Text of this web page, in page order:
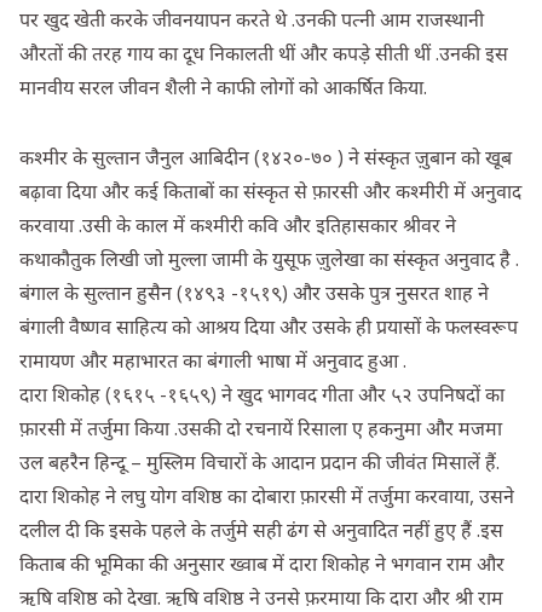
पर खुद खेती करके जीवनयापन करते थे .उनकी पत्नी आम राजस्थानी
औरतों की तरह गाय का दूध निकालती थीं और कपड़े सीती थीं .उनकी इस
मानवीय सरल जीवन शैली ने काफी लोगों को आकर्षित किया.
कश्मीर के सुल्तान जैनुल आबिदीन (१४२०-७० ) ने संस्कृत ज़ुबान को खूब
बढ़ावा दिया और कई किताबों का संस्कृत से फ़ारसी और कश्मीरी में अनुवाद
करवाया .उसी के काल में कश्मीरी कवि और इतिहासकार श्रीवर ने
कथाकौतुक लिखी जो मुल्ला जामी के युसूफ ज़ुलेखा का संस्कृत अनुवाद है .
बंगाल के सुल्तान हुसैन (१४९३ -१५१९) और उसके पुत्र नुसरत शाह ने
बंगाली वैष्णव साहित्य को आश्रय दिया और उसके ही प्रयासों के फलस्वरूप
रामायण और महाभारत का बंगाली भाषा में अनुवाद हुआ .
दारा शिकोह (१६१५ -१६५९) ने खुद भागवद गीता और ५२ उपनिषदों का
फ़ारसी में तर्जुमा किया .उसकी दो रचनायें रिसाला ए हकनुमा और मजमा
उल बहरैन हिन्दू – मुस्लिम विचारों के आदान प्रदान की जीवंत मिसालें हैं.
दारा शिकोह ने लघु योग वशिष्ठ का दोबारा फ़ारसी में तर्जुमा करवाया, उसने
दलील दी कि इसके पहले के तर्जुमे सही ढंग से अनुवादित नहीं हुए हैं .इस
किताब की भूमिका की अनुसार ख्वाब में दारा शिकोह ने भगवान राम और
ऋषि वशिष्ठ को देखा. ऋषि वशिष्ठ ने उनसे फ़रमाया कि दारा और श्री राम